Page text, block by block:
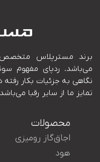
محصولات
اجاق‌گاز رومیزی
هود